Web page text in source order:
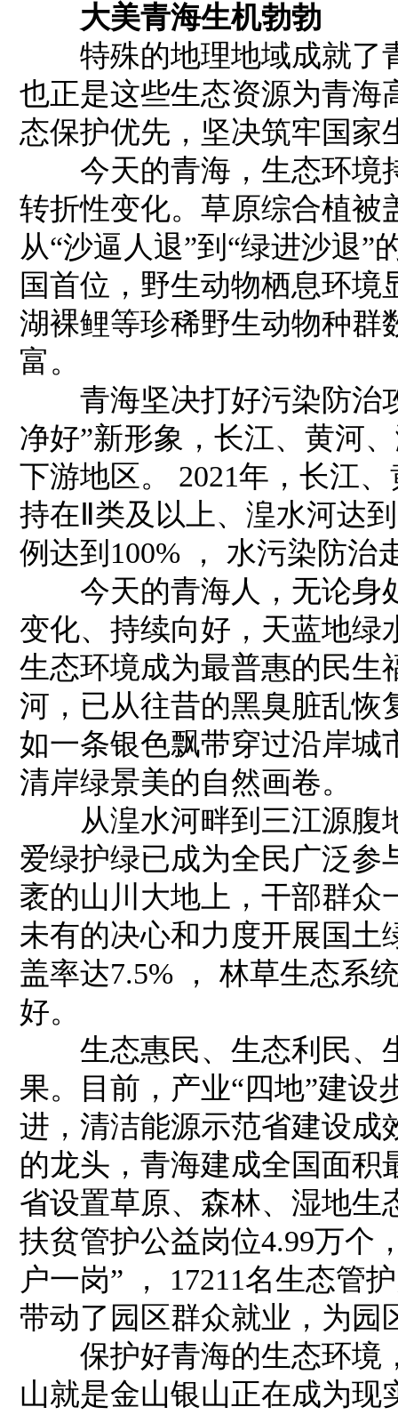
大美青海生机勃勃
特殊的地理地域成就了
也正是这些生态资源为青海
态保护优先，坚决筑牢国家
今天的青海，生态环境
转折性变化。草原综合植被
从“沙逼人退”到“绿进沙退
国首位，野生动物栖息环
湖裸鲤等珍稀野生动物种群
富。
青海坚决打好污染防治
净好”新形象，长江、黄河
下游地区。 2021年，长江
持在Ⅱ类及以上、湟水河达
例达到100% ， 水污染防治
今天的青海人，无论身
变化、持续向好，天蓝地绿
生态环境成为最普惠的民生
河，已从往昔的黑臭脏乱恢
如一条银色飘带穿过沿岸城
清岸绿景美的自然画卷。
从湟水河畔到三江源腹
爱绿护绿已成为全民广泛参
袤的山川大地上，干部群众
未有的决心和力度开展国土
盖率达7.5% ， 林草生态系
好。
生态惠民、生态利民、
果。目前，产业“四地”建设
进，清洁能源示范省建设成
的龙头，青海建成全国面积
省设置草原、森林、湿地生
扶贫管护公益岗位4.99万个
户一岗” ， 17211名生态管
带动了园区群众就业，为园
保护好青海的生态环境
山就是金山银山正在成为现